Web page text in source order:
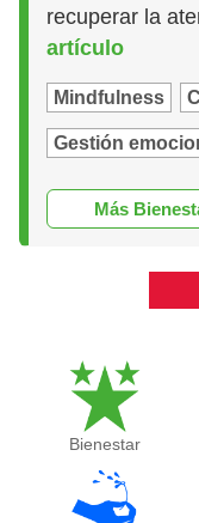
recuperar la
artículo
Mindfulness
Gestión
Más
Bienestar